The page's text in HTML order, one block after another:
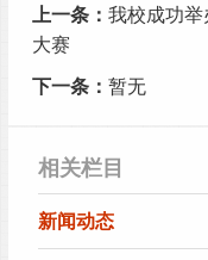
上一条： 我校成功举
大赛
下一条： 暂无
相关栏目
新闻动态